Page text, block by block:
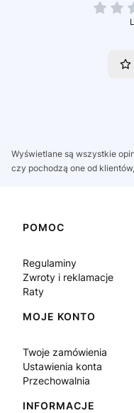
Wyświetlane są wszystkie
czy pochodzą one od
Linki w stopce
POMOC
Regulaminy
Zwroty i reklamacje
Raty
MOJE KONTO
Twoje zamówienia
Ustawienia konta
Przechowalnia
INFORMACJE